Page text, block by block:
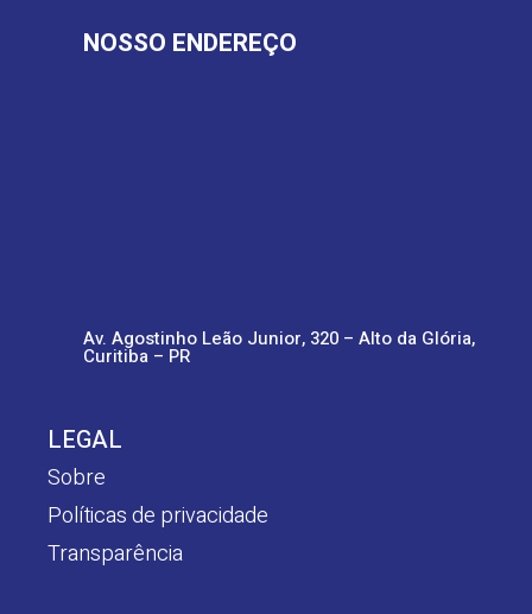
NOSSO ENDEREÇO
Av. Agostinho Leão Junior, 320 – Alto da Glória,
Curitiba – PR
LEGAL
Sobre
Políticas de privacidade
Transparência